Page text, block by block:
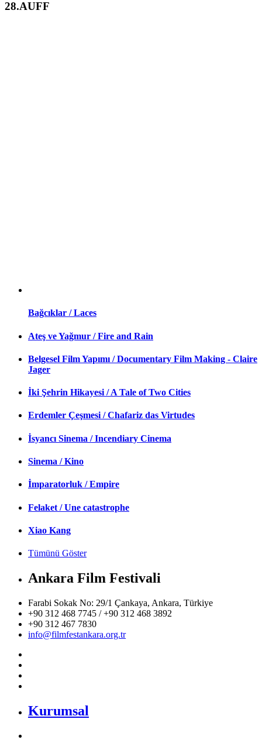
28.AUFF
Bağcıklar / Laces
Ateş ve Yağmur / Fire and Rain
Belgesel Film Yapımı / Documentary Film Making - Claire
Jager
İki Şehrin Hikayesi / A Tale of Two Cities
Erdemler Çeşmesi / Chafariz das Virtudes
İsyancı Sinema / Incendiary Cinema
Sinema / Kino
İmparatorluk / Empire
Felaket / Une catastrophe
Xiao Kang
Tümünü Göster
Ankara Film Festivali
Farabi Sokak No: 29/1 Çankaya, Ankara, Türkiye
+90 312 468 7745 / +90 312 468 3892
+90 312 467 7830
info@filmfestankara.org.tr
Kurumsal